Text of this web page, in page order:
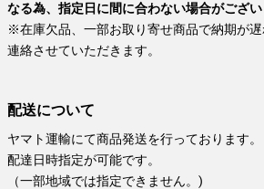
なる為、指定日に間に合わない場合がござい
※在庫欠品、一部お取り寄せ商品で納期が
連絡させていただきます。
配送について
ヤマト運輸にて商品発送を行っております。
配達日時指定が可能です。
（一部地域では指定できません。)